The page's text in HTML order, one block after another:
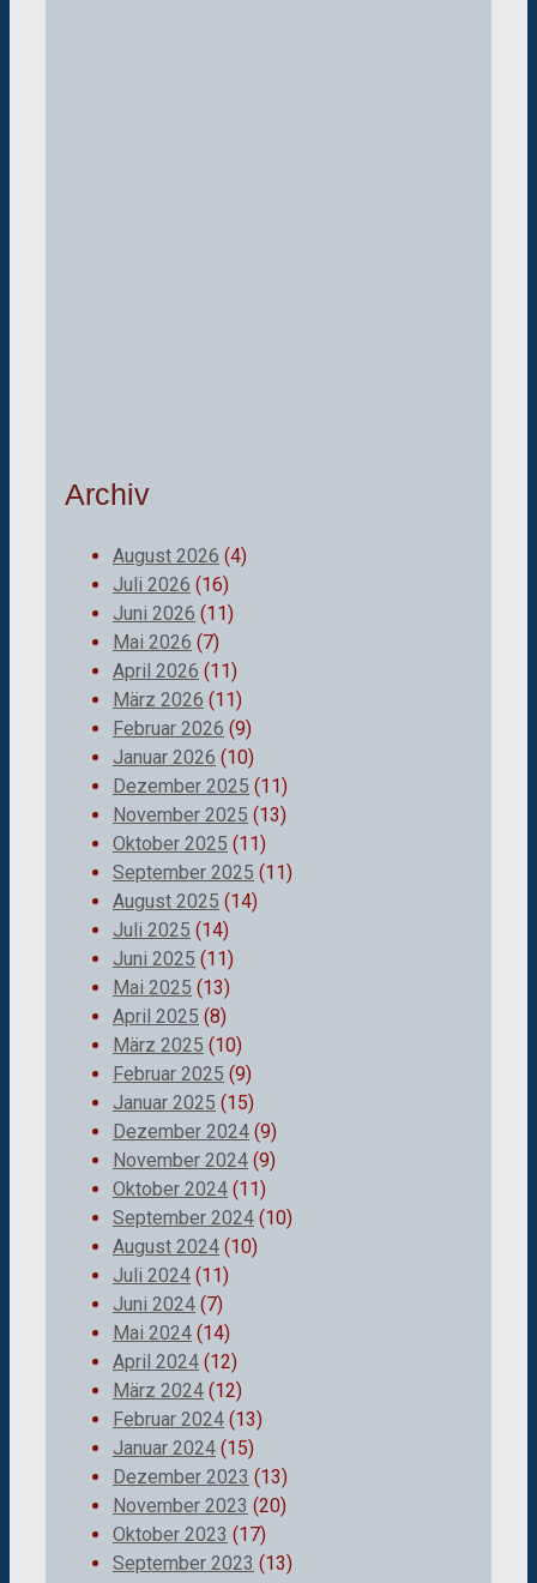
Archiv
August 2026 (4)
Juli 2026 (16)
Juni 2026 (11)
Mai 2026 (7)
April 2026 (11)
März 2026 (11)
Februar 2026 (9)
Januar 2026 (10)
Dezember 2025 (11)
November 2025 (13)
Oktober 2025 (11)
September 2025 (11)
August 2025 (14)
Juli 2025 (14)
Juni 2025 (11)
Mai 2025 (13)
April 2025 (8)
März 2025 (10)
Februar 2025 (9)
Januar 2025 (15)
Dezember 2024 (9)
November 2024 (9)
Oktober 2024 (11)
September 2024 (10)
August 2024 (10)
Juli 2024 (11)
Juni 2024 (7)
Mai 2024 (14)
April 2024 (12)
März 2024 (12)
Februar 2024 (13)
Januar 2024 (15)
Dezember 2023 (13)
November 2023 (20)
Oktober 2023 (17)
September 2023 (13)